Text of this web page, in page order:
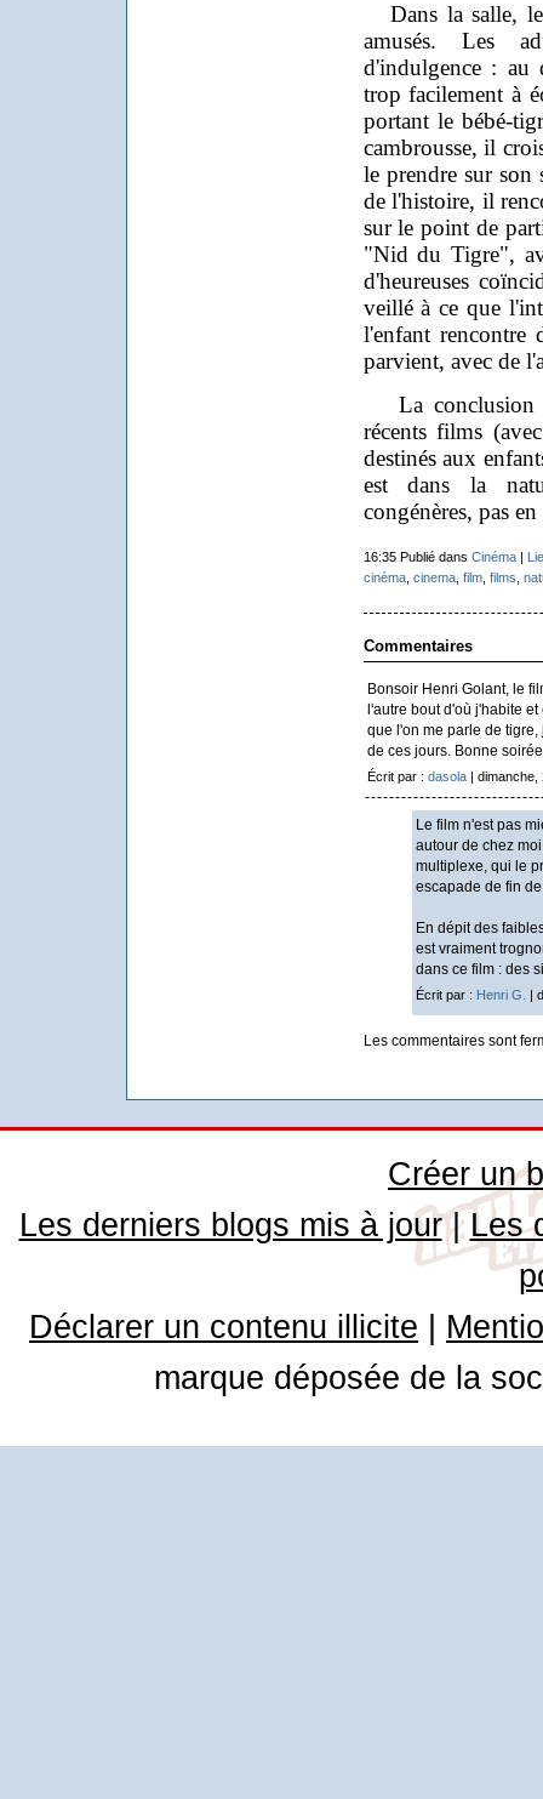
Dans la salle,
amusés. Les
d'indulgence : au
trop facilement à
portant le bébé-
cambrousse, il
le prendre sur son
de l'histoire, il
sur le point de
"Nid du Tigre",
d'heureuses
veillé à ce que
l'enfant rencontre
parvient, avec de
La conclusion
récents films
destinés aux
est dans la
congénères, pas
16:35 Publié dans Cinéma|
cinéma, cinema, film, films,
Commentaires
Bonsoir Henri Golant, le
l'autre bout d'où j'habite
que l'on me parle de
de ces jours. Bonne
Écrit par : dasola| dimanche,
Le film n'est pas
autour de chez
multiplexe, qui le
escapade de fin
En dépit des
est vraiment
dans ce film : des
Écrit par : Henri G. |
Les commentaires sont
Créer un
Les derniers blogs mis à jour| Les
Déclarer un contenu illicite
marque déposée de la